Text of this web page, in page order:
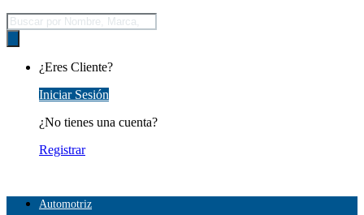
Búsqueda
de
productos
¿Eres Cliente?
Iniciar Sesión
¿No tienes una cuenta?
Registrar
Automotriz